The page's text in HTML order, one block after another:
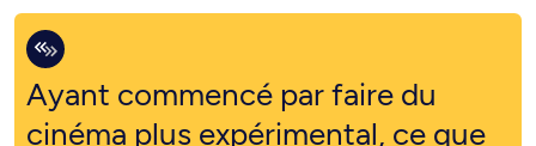
Ayant commencé par faire du
cinéma plus expérimental, ce que